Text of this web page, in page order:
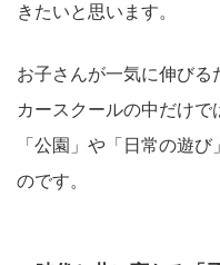
きたいと思います。
お子さんが一気に伸びる
カースクールの中だけ
「公園」や「日常の遊
のです。